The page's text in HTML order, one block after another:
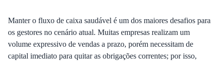
Manter o fluxo de caixa saudável é um dos maiores desafios para
os gestores no cenário atual. Muitas empresas realizam um
volume expressivo de vendas a prazo, porém necessitam de
capital imediato para quitar as obrigações correntes; por isso,